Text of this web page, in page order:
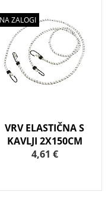
ZALOGI
VRV ELASTIČNA S
KAVLJI 2X150CM
4,61 €